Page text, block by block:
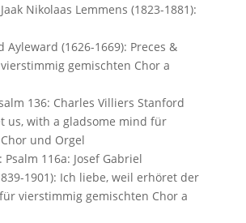
Nikolaas Lemmens (1823-1881):
Ayleward (1626-1669): Preces &
gemischten Chor a
136: Charles Villiers Stanford
us, with a gladsome mind für
und Orgel
: Psalm 116a: Josef Gabriel
1901): Ich liebe, weil erhöret der
vierstimmig gemischten Chor a